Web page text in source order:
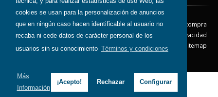
cookies se usan para la personalización de anuncios
que en ningún caso hacen identificable al usuario no
recaba ni cede datos de carácter personal de los
usuarios sin su conocimiento Términos y condiciones
Más
Información
¡Acepto! Rechazar Configurar
Contacto Aviso Legal
Condiciones de compra
Política de envíos
Política de devolución
Política de Privacidad
Política de Cookies
Sitemap